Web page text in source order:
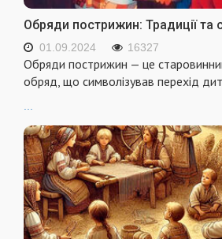
Обряди пострижин: Традиції та
01.09.2024 16327
Обряди пострижин — це
обряд, що символізував перехід